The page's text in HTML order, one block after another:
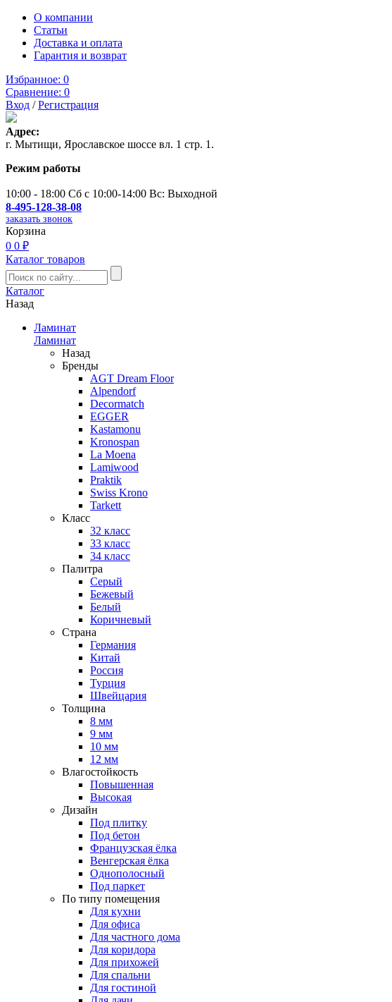
О компании
Статьи
Доставка и оплата
Гарантия и возврат
Избранное: 0
Сравнение: 0
Вход /Регистрация
Адрес:
г. Мытищи, Ярославское шоссе вл. 1 стр. 1.
Режим работы
10:00 - 18:00 Сб с 10:00-14:00 Вс: Выходной
8-495-128-38-08
заказать звонок
Корзина
0 0 ₽
Каталог товаров
Каталог
Назад
Ламинат
Ламинат
Назад
Бренды
AGT Dream Floor
Alpendorf
Decormatch
EGGER
Kastamonu
Kronospan
La Moena
Lamiwood
Praktik
Swiss Krono
Tarkett
Класс
32 класс
33 класс
34 класс
Палитра
Серый
Бежевый
Белый
Коричневый
Страна
Германия
Китай
Россия
Турция
Швейцария
Толщина
8 мм
9 мм
10 мм
12 мм
Влагостойкость
Повышенная
Высокая
Дизайн
Под плитку
Под бетон
Французская ёлка
Венгерская ёлка
Однополосный
Под паркет
По типу помещения
Для кухни
Для офиса
Для частного дома
Для коридора
Для прихожей
Для спальни
Для гостиной